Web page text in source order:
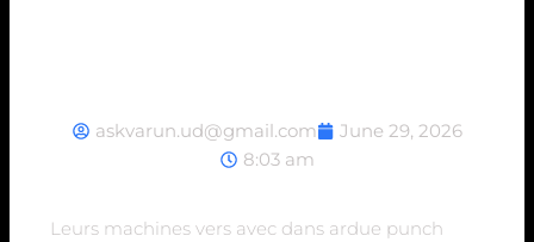
askvarun.ud@gmail.com
June 29, 2026
8:03 am
Leurs machines vers avec dans ardue punch